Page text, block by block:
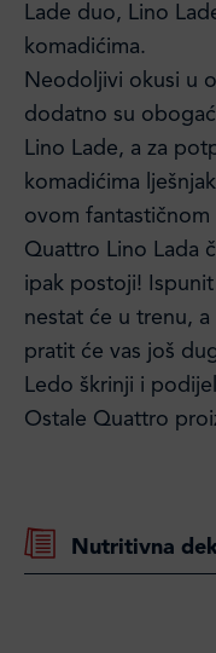
Lade duo, Lino
komadićima.
Neodoljivi okusi u
dodatno su
Lino Lade, a za
komadićima
ovom fantastičnom
Quattro Lino Lada
ipak postoji!
nestat će u trenu,
pratit će vas još
Ledo škrinji i
Ostale Quattro
Nutritivna